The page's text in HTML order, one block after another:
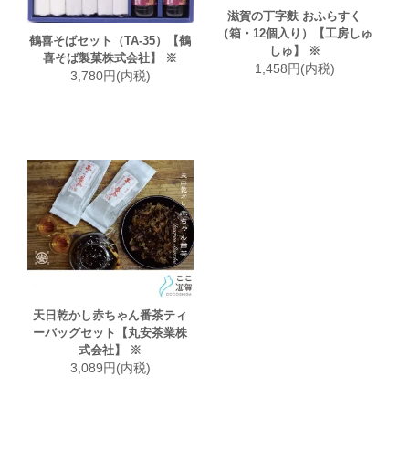
鶴喜そばセット（TA-35）【鶴
喜そば製菓株式会社】 ※
3,780円(内税)
滋賀の丁字麩 おふらすく
（箱・12個入り）【工房しゅ
しゅ】 ※
1,458円(内税)
天日乾かし赤ちゃん番茶ティ
ーバッグセット【丸安茶業株
式会社】 ※
3,089円(内税)